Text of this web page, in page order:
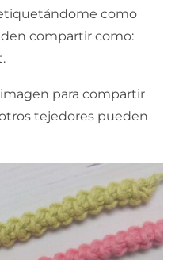
como
compartir como:
para compartir
tejedores pueden